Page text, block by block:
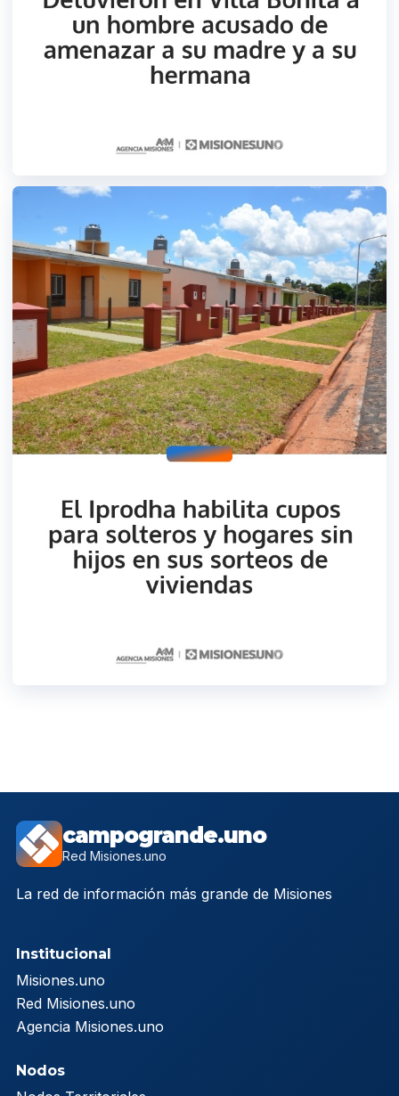
campogrande.uno
Red Misiones.uno
La red de información más grande de Misiones
Institucional
Misiones.uno
Red Misiones.uno
Agencia Misiones.uno
Nodos